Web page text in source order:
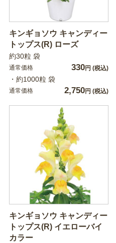
キンギョソウ キャンディー
トップス(R) ローズ
約30粒 袋
通常価格 330円 (税込)
・約1000粒 袋
通常価格 2,750円 (税込)
キンギョソウ キャンディー
トップス(R) イエローバイ
カラー